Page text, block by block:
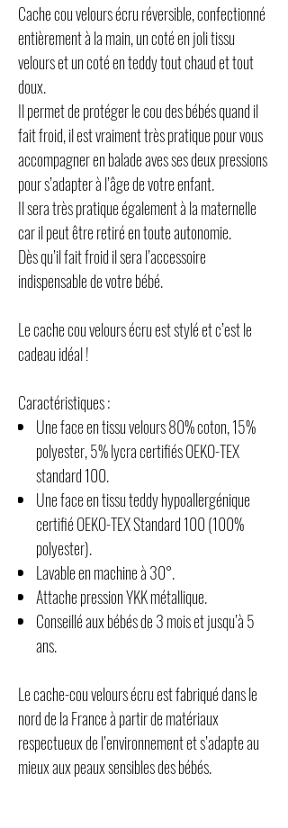
Cache cou velours écru réversible, confectionné
entièrement à la main, un coté en joli tissu
velours et un coté en teddy tout chaud et tout
doux.
Il permet de protéger le cou des bébés quand il
fait froid, il est vraiment très pratique pour vous
accompagner en balade aves ses deux pressions
pour s’adapter à l’âge de votre enfant.
Il sera très pratique également à la maternelle
car il peut être retiré en toute autonomie.
Dès qu’il fait froid il sera l’accessoire
indispensable de votre bébé.
Le cache cou velours écru est stylé et c’est le
cadeau idéal !
Caractéristiques :
Une face en tissu velours 80% coton, 15%
polyester, 5% lycra certifiés OEKO-TEX
standard 100.
Une face en tissu teddy hypoallergénique
certifié OEKO-TEX Standard 100 (100%
polyester).
Lavable en machine à 30°.
Attache pression YKK métallique.
Conseillé aux bébés de 3 mois et jusqu’à 5
ans.
Le cache-cou velours écru est fabriqué dans le
nord de la France à partir de matériaux
respectueux de l’environnement et s’adapte au
mieux aux peaux sensibles des bébés.